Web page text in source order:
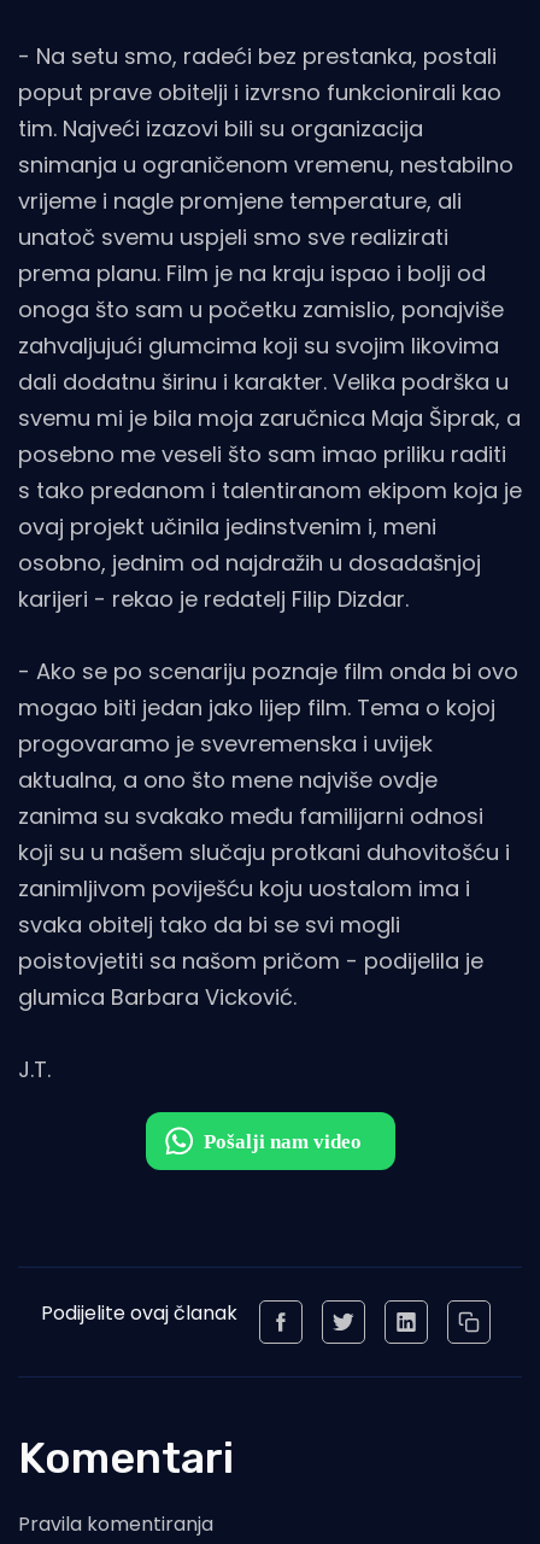
- Na setu smo, radeći bez prestanka, postali
poput prave obitelji i izvrsno funkcionirali kao
tim. Najveći izazovi bili su organizacija
snimanja u ograničenom vremenu, nestabilno
vrijeme i nagle promjene temperature, ali
unatoč svemu uspjeli smo sve realizirati
prema planu. Film je na kraju ispao i bolji od
onoga što sam u početku zamislio, ponajviše
zahvaljujući glumcima koji su svojim likovima
dali dodatnu širinu i karakter. Velika podrška u
svemu mi je bila moja zaručnica Maja Šiprak, a
posebno me veseli što sam imao priliku raditi
s tako predanom i talentiranom ekipom koja je
ovaj projekt učinila jedinstvenim i, meni
osobno, jednim od najdražih u dosadašnjoj
karijeri - rekao je redatelj Filip Dizdar.
- Ako se po scenariju poznaje film onda bi ovo
mogao biti jedan jako lijep film. Tema o kojoj
progovaramo je svevremenska i uvijek
aktualna, a ono što mene najviše ovdje
zanima su svakako među familijarni odnosi
koji su u našem slučaju protkani duhovitošću i
zanimljivom poviješću koju uostalom ima i
svaka obitelj tako da bi se svi mogli
poistovjetiti sa našom pričom - podijelila je
glumica Barbara Vicković.
J.T.
Podijelite ovaj članak
Komentari
Pravila komentiranja